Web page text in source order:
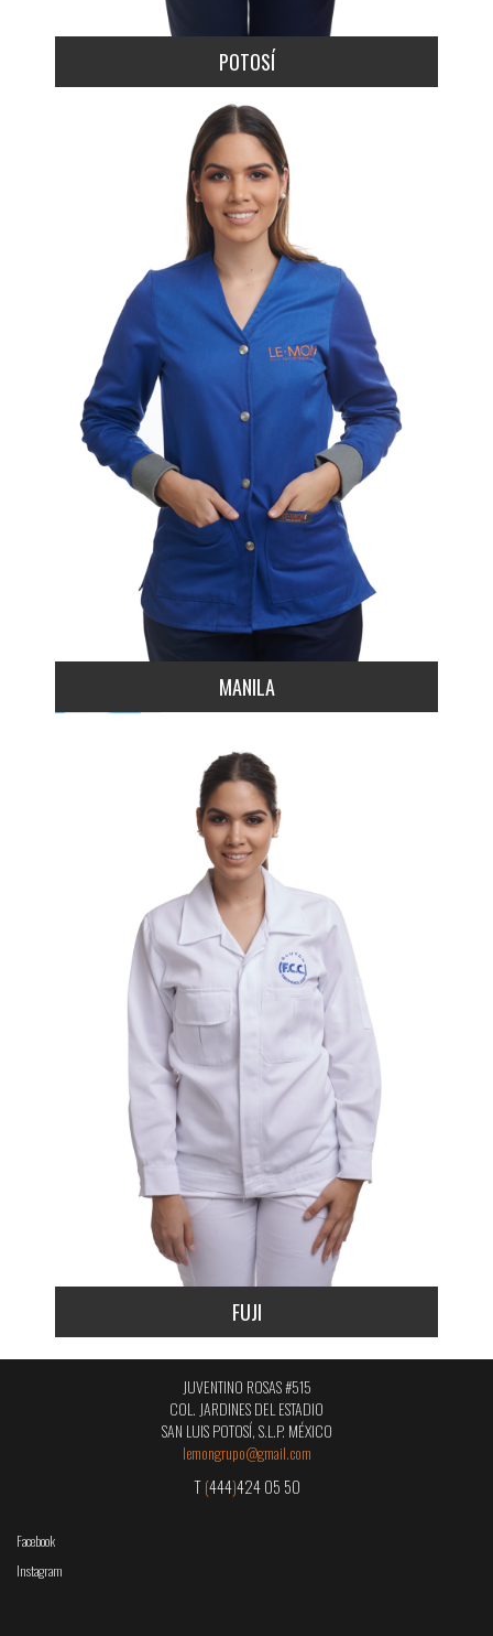
POTOSÍ
MANILA
FUJI
JUVENTINO ROSAS #515
COL. JARDINES DEL ESTADIO
SAN LUIS POTOSÍ, S.L.P. MÉXICO
lemongrupo@gmail.com
T(444)424 05 50
Facebook
Instagram